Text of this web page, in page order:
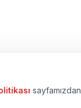
sayfamızdan